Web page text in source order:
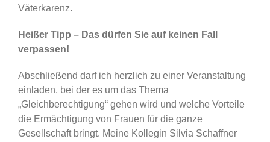
Väterkarenz.
Heißer Tipp – Das dürfen Sie auf keinen Fall
verpassen!
Abschließend darf ich herzlich zu einer Veranstaltung
einladen, bei der es um das Thema
„Gleichberechtigung“ gehen wird und welche Vorteile
die Ermächtigung von Frauen für die ganze
Gesellschaft bringt. Meine Kollegin Silvia Schaffner